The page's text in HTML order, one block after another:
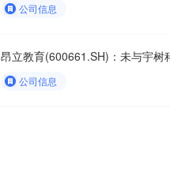
公司信息
昂立教育(600661.SH)：未与宇树
公司信息